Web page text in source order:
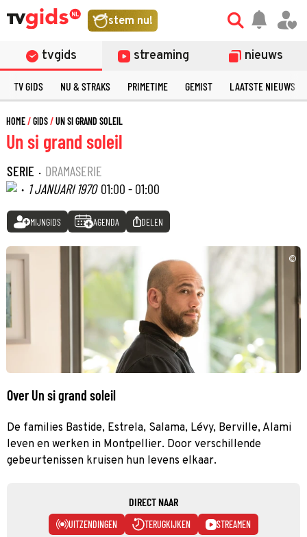
stem nu!
tvgids streaming nieuws
TV GIDS NU & STRAKS PRIMETIME GEMIST LAATSTE NIEUWS
HOME GIDS UN SI GRAND SOLEIL
Un si grand soleil
SERIE · DRAMASERIE
· 1 JANUARI 1970 01:00 - 01:00
MIJNGIDS AGENDA DELEN
©
Over Un si grand soleil
De families Bastide, Estrela, Salama, Lévy, Berville, Alami
leven en werken in Montpellier. Door verschillende
gebeurtenissen kruisen hun levens elkaar.
DIRECT NAAR
UITZENDINGEN TERUGKIJKEN STREAMEN